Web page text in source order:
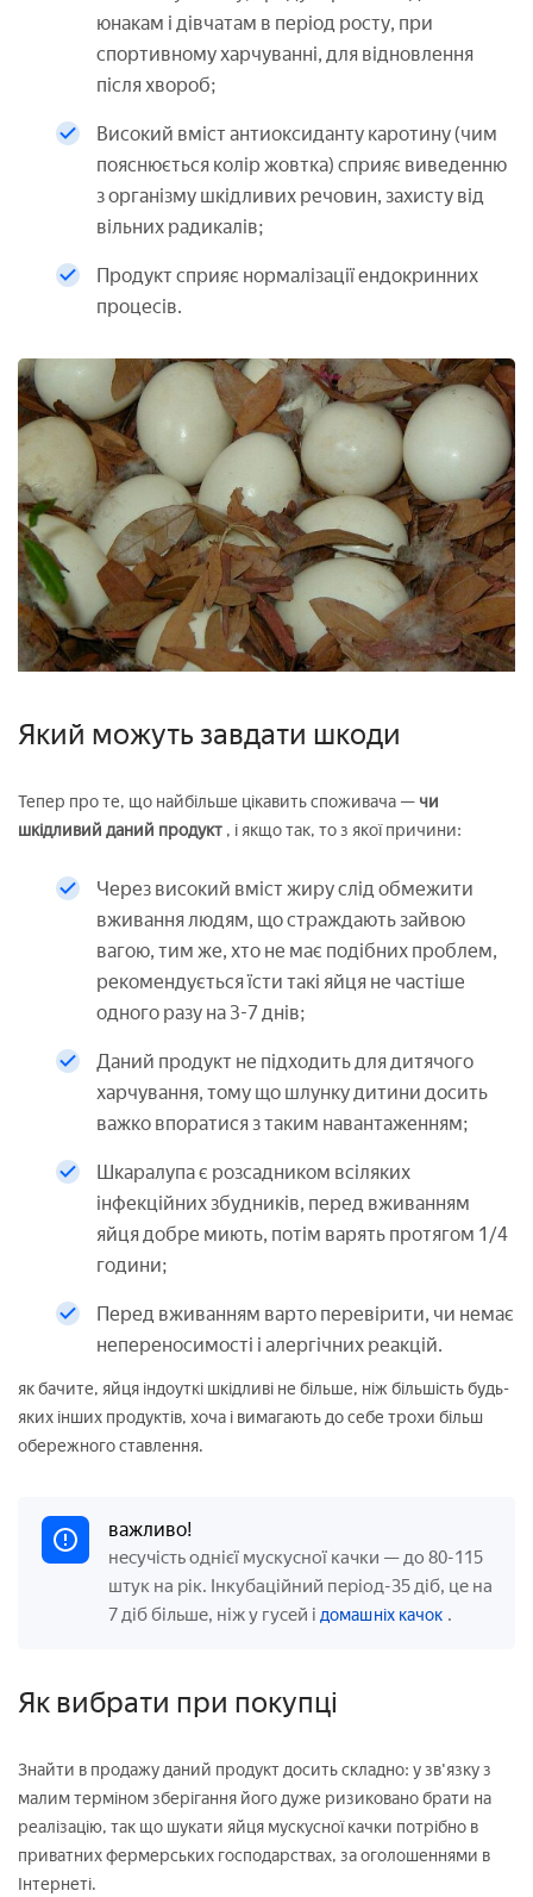
юнакам і дівчатам в період росту, при
спортивному харчуванні, для відновлення
після хвороб;
Високий вміст антиоксиданту каротину (чим
пояснюється колір жовтка) сприяє виведенню
з організму шкідливих речовин, захисту від
вільних радикалів;
Продукт сприяє нормалізації ендокринних
процесів.
Який можуть завдати шкоди
Тепер про те, що найбільше цікавить споживача — чи
шкідливий даний продукт , і якщо так, то з якої причини:
Через високий вміст жиру слід обмежити
вживання людям, що страждають зайвою
вагою, тим же, хто не має подібних проблем,
рекомендується їсти такі яйця не частіше
одного разу на 3-7 днів;
Даний продукт не підходить для дитячого
харчування, тому що шлунку дитини досить
важко впоратися з таким навантаженням;
Шкаралупа є розсадником всіляких
інфекційних збудників, перед вживанням
яйця добре миють, потім варять протягом 1/4
години;
Перед вживанням варто перевірити, чи немає
непереносимості і алергічних реакцій.
як бачите, яйця індоуткі шкідливі не більше, ніж більшість будь-
яких інших продуктів, хоча і вимагають до себе трохи більш
обережного ставлення.
важливо!
несучість однієї мускусної качки — до 80-115
штук на рік. Інкубаційний період-35 діб, це на
7 діб більше, ніж у гусей і домашніх качок .
Як вибрати при покупці
Знайти в продажу даний продукт досить складно: у зв'язку з
малим терміном зберігання його дуже ризиковано брати на
реалізацію, так що шукати яйця мускусної качки потрібно в
приватних фермерських господарствах, за оголошеннями в
Інтернеті.